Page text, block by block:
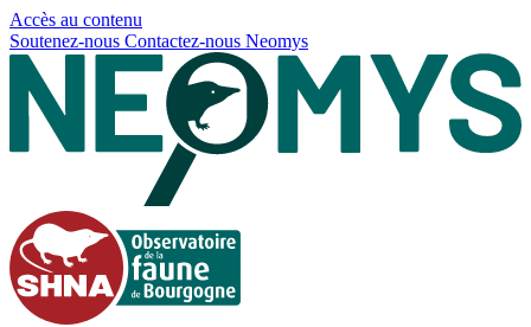
Accès au contenu
Soutenez-nous Contactez-nous Neomys
Panneau de gestion des cookies